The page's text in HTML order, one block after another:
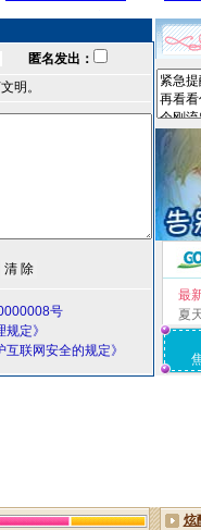
匿名发出：
明。
号
定》
联网安全的规定》
最
夏